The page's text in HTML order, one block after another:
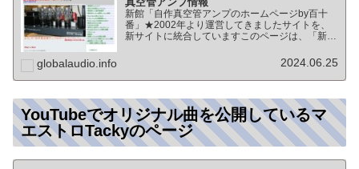
新館「自作真空管アンプのホームページby百十
番」★2002年より運営してきましたサイトを、
新サイトに統合していますこのページは、「新
のTOPページになりますオーディオ情報全般の
globalaudio.info 2024.06.25
YouTubeでオリジナル曲を公開しているマ
エストロTackyのページ